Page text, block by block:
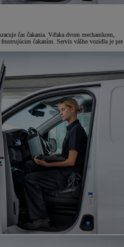
čas čakania. Vďaka dvom mechanikom,
čakaním. Servis vášho vozidla je pre